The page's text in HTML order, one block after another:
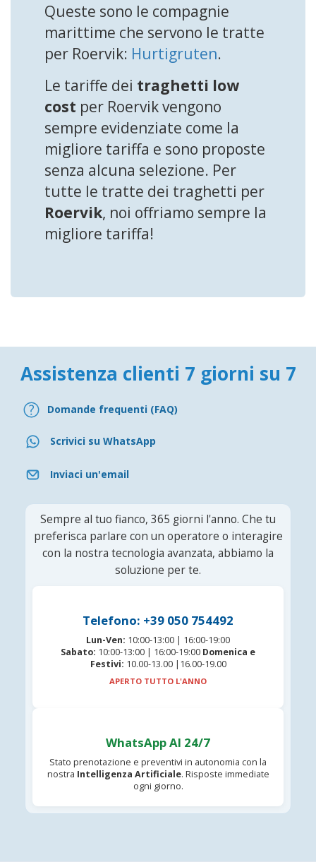
Queste sono le compagnie
marittime che servono le tratte
per Roervik: Hurtigruten.
Le tariffe dei traghetti low
cost per Roervik vengono
sempre evidenziate come la
migliore tariffa e sono proposte
senza alcuna selezione. Per
tutte le tratte dei traghetti per
Roervik, noi offriamo sempre la
migliore tariffa!
Assistenza clienti 7 giorni su 7
Domande frequenti (FAQ)
Scrivici su WhatsApp
Inviaci un'email
Sempre al tuo fianco, 365 giorni l'anno. Che tu
preferisca parlare con un operatore o interagire
con la nostra tecnologia avanzata, abbiamo la
soluzione per te.
Telefono: +39 050 754492
Lun-Ven: 10:00-13:00 | 16:00-19:00
Sabato: 10:00-13:00 | 16:00-19:00 Domenica e
Festivi: 10.00-13.00 |16.00-19.00
APERTO TUTTO L'ANNO
WhatsApp AI 24/7
Stato prenotazione e preventivi in autonomia con la
nostra Intelligenza Artificiale. Risposte immediate
ogni giorno.